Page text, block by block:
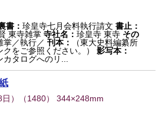
書：珍皇寺七月会料執行請文 書止：
東寺雑掌 寺社名：珍皇寺 東寺 その
掌／執行／ 刊本：
（東大史料編纂所
をご参照ください。）
影写本：
タログへのリ...
） （1480） 344×248mm